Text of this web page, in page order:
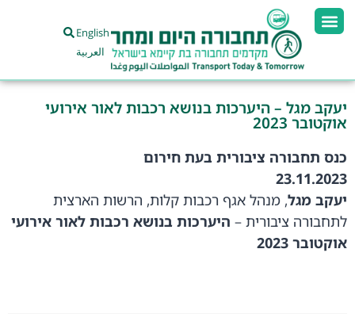
English
العربية
יעקב מגל – היערכות בנושא רכבות לאור אירועי
אוקטובר 2023
כנס תחבורה ציבורית בעת חירום
23.11.2023
יעקב מגל, מנהל אגף רכבות קלות, הרשות הארצית
לתחבורה ציבורית – היערכות בנושא רכבות לאור אירועי
אוקטובר 2023